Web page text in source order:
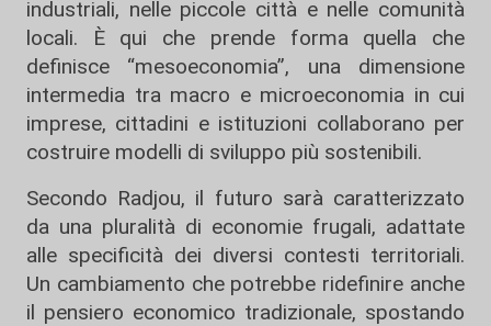
industriali, nelle piccole città e nelle comunità
locali. È qui che prende forma quella che
definisce “mesoeconomia”, una dimensione
intermedia tra macro e microeconomia in cui
imprese, cittadini e istituzioni collaborano per
costruire modelli di sviluppo più sostenibili.
Secondo Radjou, il futuro sarà caratterizzato
da una pluralità di economie frugali, adattate
alle specificità dei diversi contesti territoriali.
Un cambiamento che potrebbe ridefinire anche
il pensiero economico tradizionale, spostando